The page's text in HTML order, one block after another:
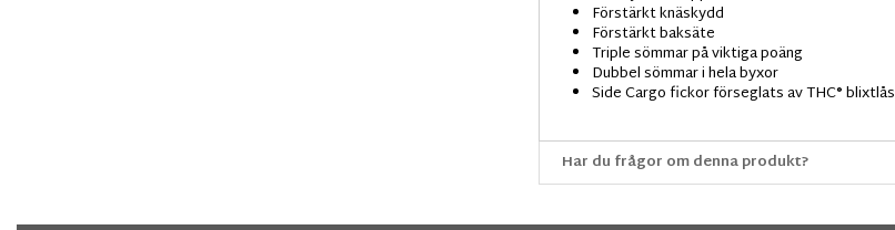
Förstärkt knäskydd
Förstärkt baksäte
Triple sömmar på viktiga poäng
Dubbel sömmar i hela byxor
Side Cargo fickor förseglats av THC® blixtlås
Har du frågor om denna produkt?